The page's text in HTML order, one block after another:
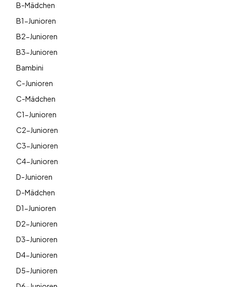
B-Mädchen
B1-Junioren
B2-Junioren
B3-Junioren
Bambini
C-Junioren
C-Mädchen
C1-Junioren
C2-Junioren
C3-Junioren
C4-Junioren
D-Junioren
D-Mädchen
D1-Junioren
D2-Junioren
D3-Junioren
D4-Junioren
D5-Junioren